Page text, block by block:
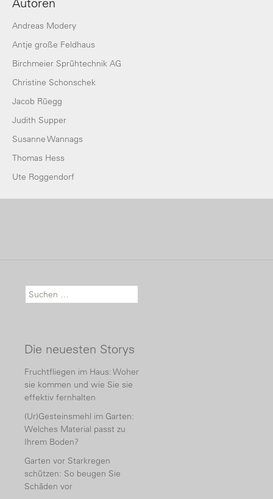
Andreas Modery
Antje große Feldhaus
Birchmeier Sprühtechnik AG
Christine Schonschek
Jacob Rüegg
Judith Supper
Susanne Wannags
Thomas Hess
Ute Roggendorf
Suche nach:
Die neuesten Storys
Fruchtfliegen im Haus: Woher
sie kommen und wie Sie sie
effektiv fernhalten
(Ur)Gesteinsmehl im Garten:
Welches Material passt zu
Ihrem Boden?
Garten vor Starkregen
schützen: So beugen Sie
Schäden vor